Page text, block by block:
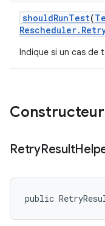
shouldRunTest(
Rescheduler.
Indique si un cas de
RetryResult
public